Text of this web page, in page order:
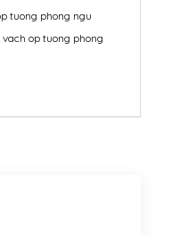
tuong phong ngu
op tuong phong